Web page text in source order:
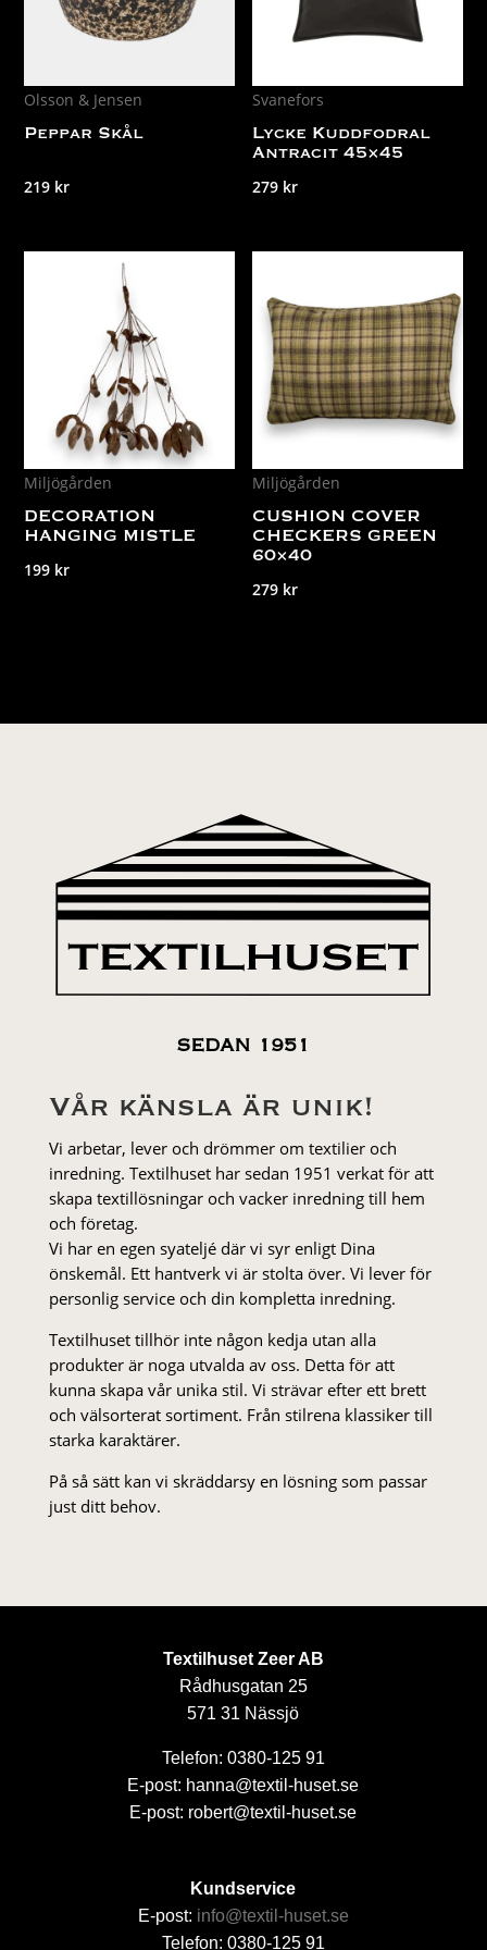
Olsson & Jensen
Peppar Skål
219 kr
Svanefors
Lycke Kuddfodral
Antracit 45×45
279 kr
Miljögården
DECORATION
HANGING MISTLE
199 kr
Miljögården
CUSHION COVER
CHECKERS GREEN
60×40
279 kr
SEDAN 1951
Vår känsla är unik!
Vi arbetar, lever och drömmer om textilier och
inredning. Textilhuset har sedan 1951 verkat för att
skapa textillösningar och vacker inredning till hem
och företag.
Vi har en egen syateljé där vi syr enligt Dina
önskemål. Ett hantverk vi är stolta över. Vi lever för
personlig service och din kompletta inredning.
Textilhuset tillhör inte någon kedja utan alla
produkter är noga utvalda av oss. Detta för att
kunna skapa vår unika stil. Vi strä­var efter ett brett
och välsorterat sor­ti­ment. Från stil­rena klas­siker till
starka karaktärer.
På så sätt kan vi skräddarsy en lösning som passar
just ditt behov.
Textilhuset Zeer AB
Rådhusgatan 25
571 31 Nässjö
Telefon: 0380-125 91
E-post: hanna@textil-huset.se
E-post: robert@textil-huset.se
Kundservice
E-post: info@textil-huset.se
Telefon: 0380-125 91